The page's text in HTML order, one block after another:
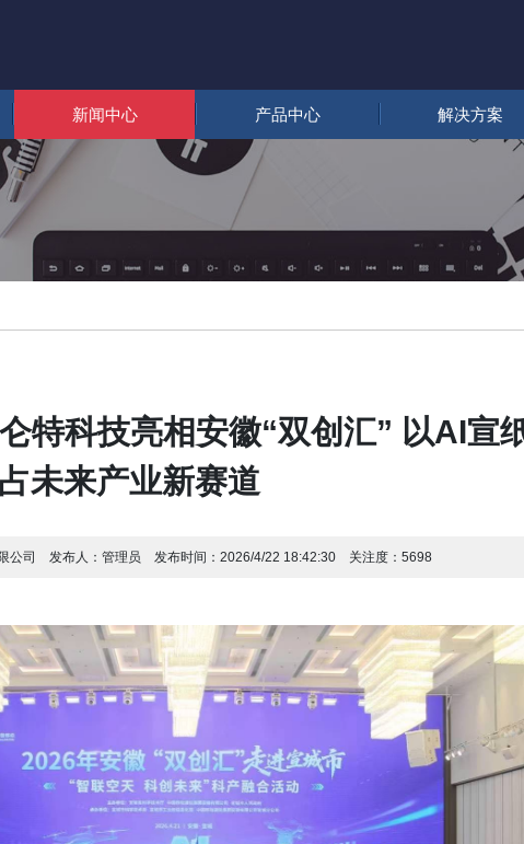
新闻中心 产品中心 解决方案
特科技亮相安徽“双创汇” 以AI宣
占未来产业新赛道
公司 发布人： 管理员 发布时间： 2026/4/22 18:42:30 关注度： 5698